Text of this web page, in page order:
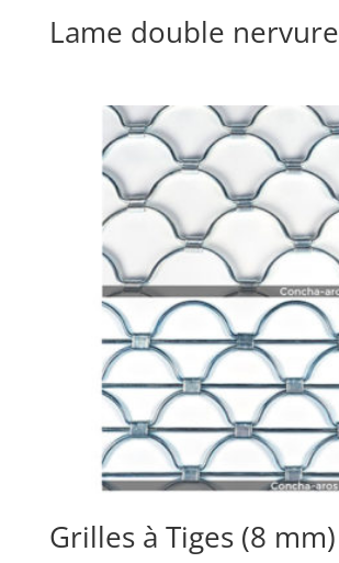
Lame double nervure
Grilles à Tiges (8 mm)